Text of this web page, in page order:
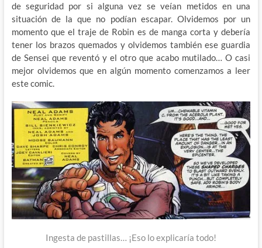
de seguridad por si alguna vez se veían metidos en una
situación de la que no podían escapar. Olvidemos por un
momento que el traje de Robin es de manga corta y debería
tener los brazos quemados y olvidemos también ese guardia
de Sensei que reventó y el otro que acabo mutilado… O casi
mejor olvidemos que en algún momento comenzamos a leer
este comic.
Ingesta de pastillas… ¡Eso lo explicaría todo!